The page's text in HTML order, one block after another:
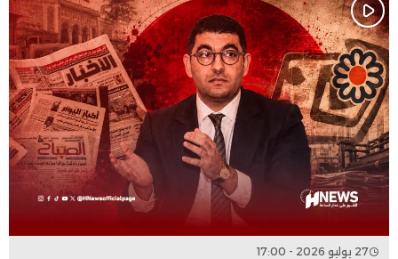
27 يوليو 2026 - 17:00